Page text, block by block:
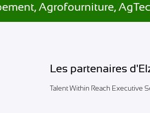
Agrofourniture,
Les partenaires
Talent Within Reach Executive